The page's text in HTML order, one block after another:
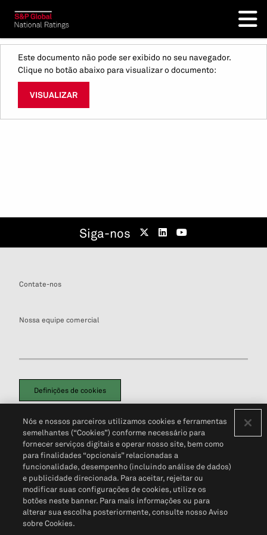
Este documento não pode ser exibido no seu navegador.
Clique no botão abaixo para visualizar o documento:
VISUALIZAR
Siga-nos
Contate-nos
Nossa equipe comercial
Definições de cookies
Política de PrivacidadePortal de privacidade do cliente (em inglês)
Não Venda Minhas Informações Pessoais© 2026 S&P Global
Nós e nossos parceiros utilizamos cookies e ferramentas
semelhantes (“Cookies”) conforme necessário para
fornecer serviços digitais e operar nosso site, bem como
para finalidades “opcionais” relacionadas a
funcionalidade, desempenho (incluindo análise de dados)
e publicidade direcionada. Para aceitar, rejeitar ou
modificar suas configurações de cookies, utilize os
botões neste banner. Para mais informações ou para
alterar sua escolha posteriormente, consulte nosso Aviso
sobre Cookies.